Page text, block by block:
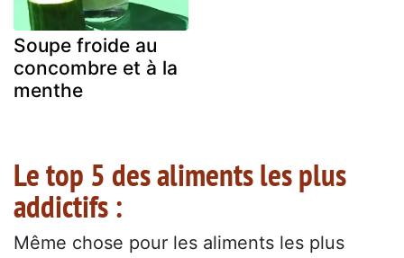
Soupe froide au
concombre et à la
menthe
Le top 5 des aliments les plus
addictifs :
Même chose pour les aliments les plus